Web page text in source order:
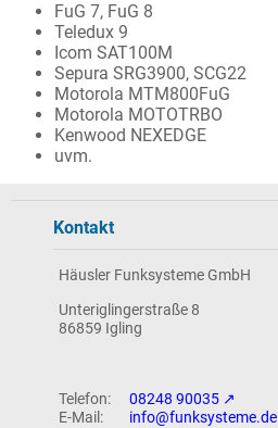
FuG 7, FuG 8
Teledux 9
Icom SAT100M
Sepura SRG3900, SCG22
Motorola MTM800FuG
Motorola MOTOTRBO
Kenwood NEXEDGE
uvm.
Kontakt
Häusler Funksysteme GmbH
Unteriglingerstraße 8
86859 Igling
08248 90035
info@funksysteme.de